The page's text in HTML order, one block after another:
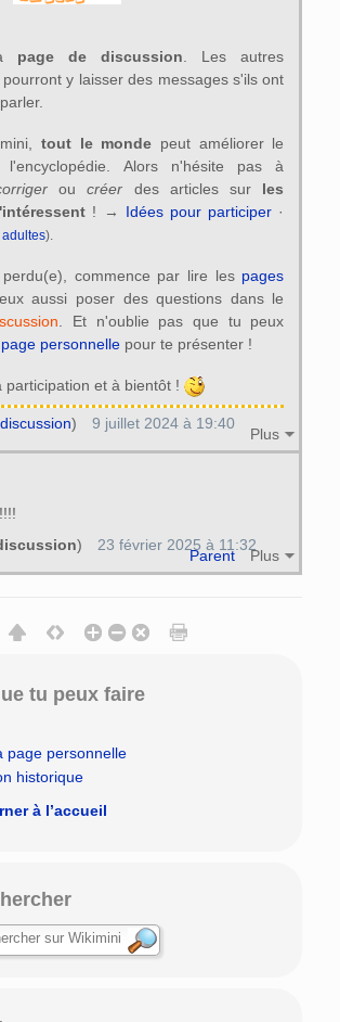
page de discussion . Les autres
y laisser des messages s'ils ont
tout le monde peut améliorer le
l'encyclopédie. Alors n'hésite pas à
oucréer des articles sur les
! → Idées pour participer ·
).
commence par lire les pages
aussi poser des questions dans le
. Et n'oublie pas que tu peux
page personnellepour te présenter !
participation et à bientôt !
Plus
discussion) 9 juillet 2024 à 19:40
Parent Plus
) 23 février 2025 à 11:32
tu peux faire
page personnelle
historique
à l’accueil